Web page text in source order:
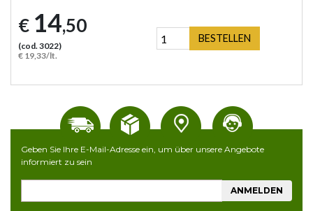
€ 14,50
(cod. 3022)
€ 19,33/lt.
BESTELLEN
Geben Sie Ihre E-Mail-Adresse ein, um über unsere Angebote
informiert zu sein
ANMELDEN